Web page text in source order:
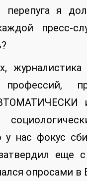
перепуга я
пресс-
профессий,
у нас фокус
еще
опросами